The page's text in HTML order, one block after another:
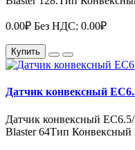
0.00₽ Без НДС: 0.00₽
Купить
Датчик конвексный
Датчик конвексный
Blaster 64Тип Конвексный